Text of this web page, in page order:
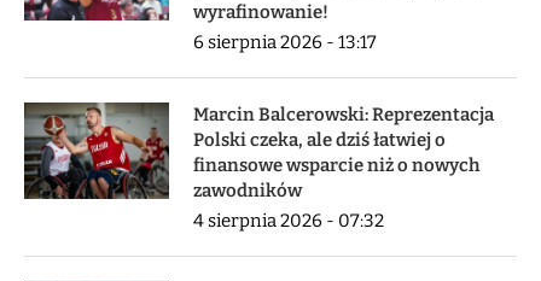
wyrafinowanie!
6 sierpnia 2026 - 13:17
Marcin Balcerowski: Reprezentacja
Polski czeka, ale dziś łatwiej o
finansowe wsparcie niż o nowych
zawodników
4 sierpnia 2026 - 07:32